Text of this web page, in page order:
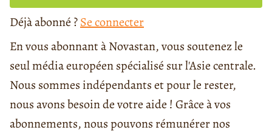
Déjà abonné ?Se connecter
En vous abonnant à Novastan, vous soutenez le
seul média européen spécialisé sur l'Asie centrale.
Nous sommes indépendants et pour le rester,
nous avons besoin de votre aide ! Grâce à vos
abonnements, nous pouvons rémunérer nos